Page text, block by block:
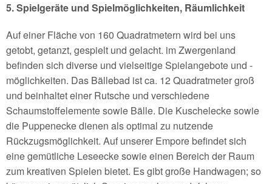
5. Spielgeräte und Spielmöglichkeiten, Räumlichkeit
Auf einer Fläche von 160 Quadratmetern wird bei uns
getobt, getanzt, gespielt und gelacht. im Zwergenland
befinden sich diverse und vielseitige Spielangebote und -
möglichkeiten. Das Bällebad ist ca. 12 Quadratmeter groß
und beinhaltet einer Rutsche und verschiedene
Schaumstoffelemente sowie Bälle. Die Kuschelecke sowie
die Puppenecke dienen als optimal zu nutzende
Rückzugsmöglichkeit. Auf unserer Empore befindet sich
eine gemütliche Leseecke sowie einen Bereich der Raum
zum kreativen Spielen bietet. Es gibt große Handwagen; so